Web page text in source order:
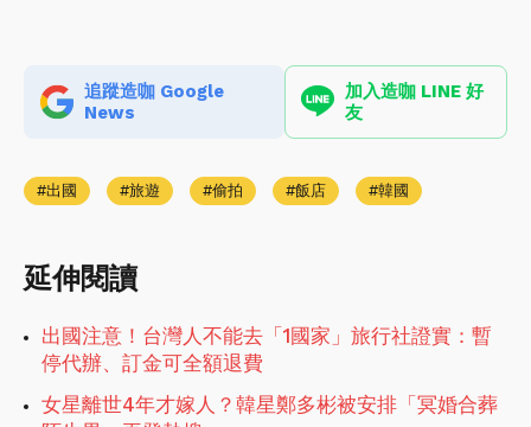
追蹤造咖 Google
News
加入造咖 LINE 好
友
出國 旅遊 偷拍 飯店 韓國
延伸閱讀
出國注意！台灣人不能去「1國家」旅行社證實：暫
停代辦、訂金可全額退費
女星離世4年才嫁人？韓星鄭多彬被安排「冥婚合葬